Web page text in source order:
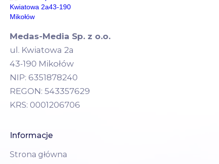
Medas-Media Sp. z o.o.
ul. Kwiatowa 2a
43-190 Mikołów
NIP: 6351878240
REGON: 543357629
KRS: 0001206706
Informacje
Strona główna